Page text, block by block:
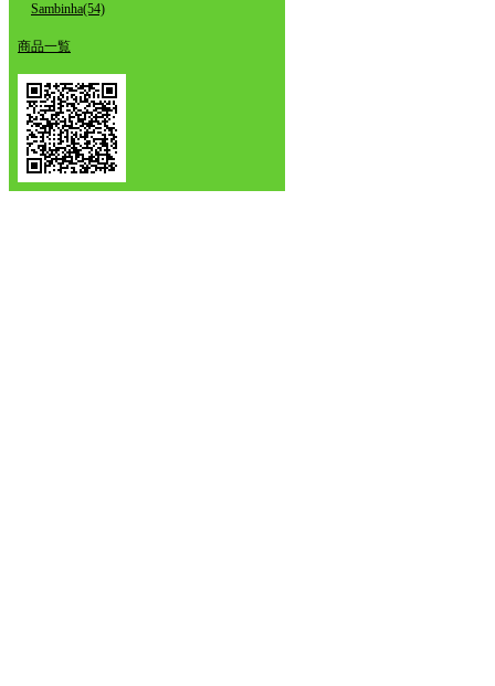
Sambinha(54)
商品一覧